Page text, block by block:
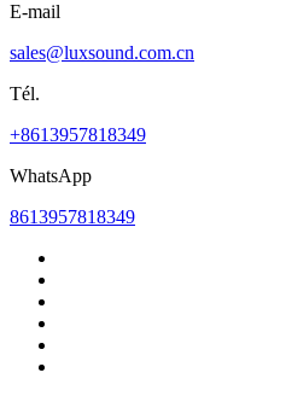
E-mail
sales@luxsound.com.cn
Tél.
+8613957818349
WhatsApp
8613957818349